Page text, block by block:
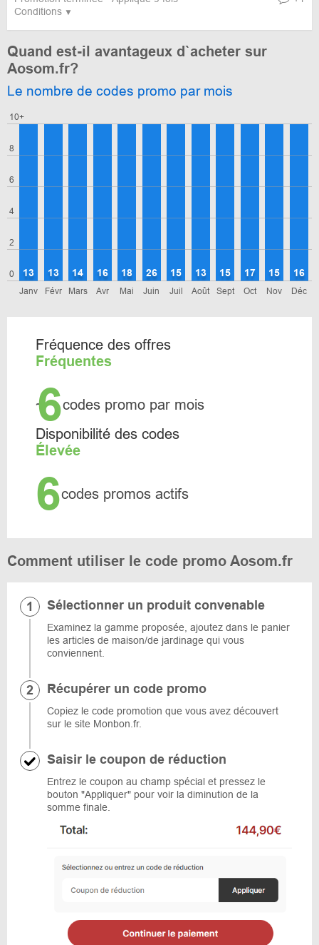
Conditions
Quand est-il avantageux d`acheter sur
Aosom.fr?
Le nombre de codes promo par mois
0
2
4
6
8
10+
Janv
13
Févr
13
Mars
14
Avr
16
Mai
18
Juin
26
Juil
15
Août
13
Sept
15
Oct
17
Nov
15
Déc
16
Fréquence des offres
Fréquentes
~6codes promo par mois
Disponibilité des codes
Élevée
6codes promos actifs
Comment utiliser le code promo Aosom.fr
Sélectionner un produit convenable
Examinez la gamme proposée, ajoutez dans le panier
les articles de maison/de jardinage qui vous
conviennent.
Récupérer un code promo
Copiez le code promotion que vous avez découvert
sur le site Monbon.fr.
Saisir le coupon de réduction
Entrez le coupon au champ spécial et pressez le
bouton "Appliquer" pour voir la diminution de la
somme finale.